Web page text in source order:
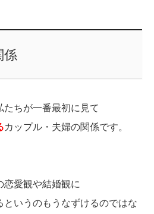
係
ちが一番最初に見て
カップル・夫婦の関係です。
恋愛観や結婚観に
というのもうなずけるのではな